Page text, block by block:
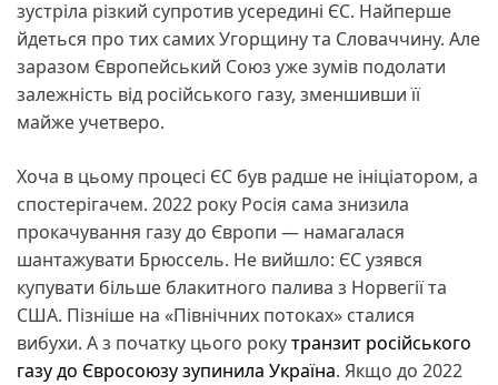
зустріла різкий супротив усередині ЄС. Найперше
йдеться про тих самих Угорщину та Словаччину. Але
заразом Європейський Союз уже зумів подолати
залежність від російського газу, зменшивши її
майже учетверо.
Хоча в цьому процесі ЄС був радше не ініціатором, а
спостерігачем. 2022 року Росія сама знизила
прокачування газу до Європи — намагалася
шантажувати Брюссель. Не вийшло: ЄС узявся
купувати більше блакитного палива з Норвегії та
США. Пізніше на «Північних потоках» сталися
вибухи. А з початку цього рокутранзит російського
газу до Євросоюзу зупинила Україна. Якщо до 2022